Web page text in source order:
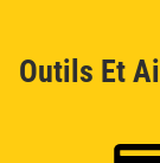
Outils Et